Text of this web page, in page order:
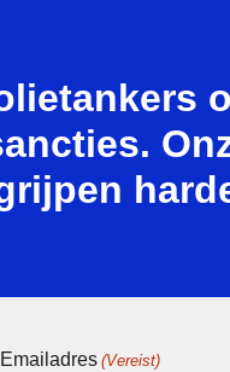
Emailadres (Vereist)